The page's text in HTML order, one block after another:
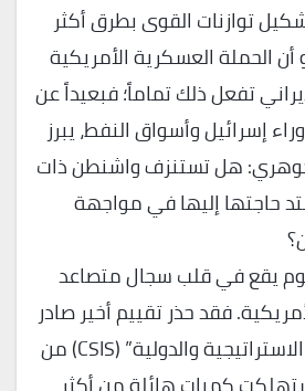
توازنات القوى بطرق أكثر
الحملة العسكرية الأمريكية
تفعل ذلك تماماً؛ فبعيداً عن
إسرائيل وأسواق النفط، يبرز
هل تستنزف واشنطن ذات
حاجتها إليها في مواجهة
يقع في قلب سجال متصاعد
فقد حذر تقييم أخير صادر
عن “مركز الدراسات الاستراتيجية والدولية” (CSIS) من